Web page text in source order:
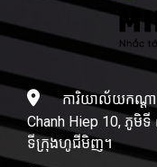
ការិយាល័យកណ្ត
Chanh Hiep 10, ភូមិទី
ទីក្រុងហូជីមិញ។